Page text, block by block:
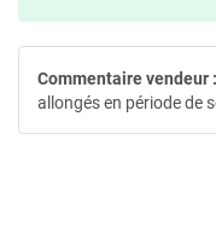
Commentaire vendeur :
allongés en période de